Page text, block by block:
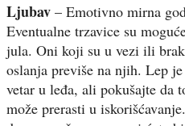
Ljubav – Emotivno mirna
Eventualne trzavice su
jula. Oni koji su u vezi ili
oslanja previše na njih. Lep
vetar u leđa, ali pokušajte da
može prerasti u